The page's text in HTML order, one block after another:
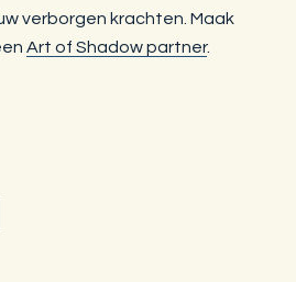
verborgen krachten. Maak
Art of Shadow partner.